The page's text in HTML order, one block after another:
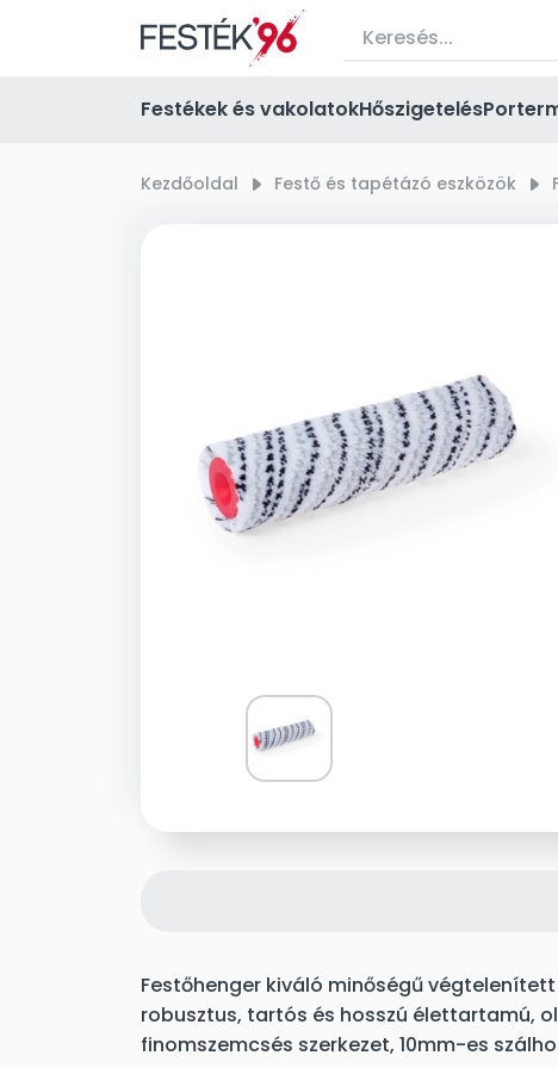
Festékek és vakolatokHőszigetelés
Kezdőoldal right_small Festő és tapétázó eszközök right_small
Festőhenger kiváló minőségű
robusztus, tartós és hosszú élettartamú,
finomszemcsés szerkezet, 10mm-es